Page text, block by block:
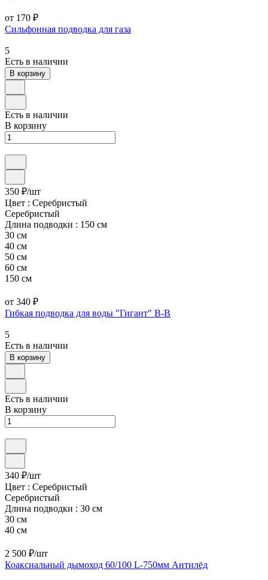
от 170 ₽
Сильфонная подводка для газа
5
Есть в наличии
В корзину
Есть в наличии
В корзину
350 ₽/шт
Цвет : Серебристый
Серебристый
Длина подводки : 150 см
30 см
40 см
50 см
60 см
150 см
от 340 ₽
Гибкая подводка для воды "Гигант" В-В
5
Есть в наличии
В корзину
Есть в наличии
В корзину
340 ₽/шт
Цвет : Серебристый
Серебристый
Длина подводки : 30 см
30 см
40 см
2 500 ₽/шт
Коаксиальный дымоход 60/100 L-750мм Антилёд